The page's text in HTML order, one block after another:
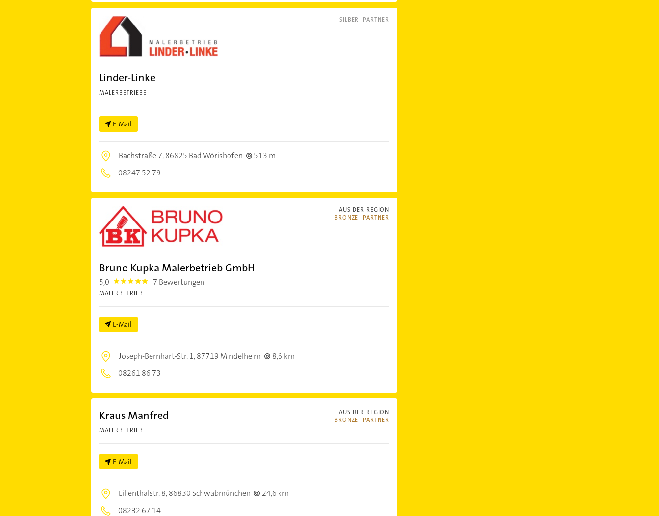
SILBER- PARTNER
Linder-Linke
MALERBETRIEBE
E-Mail
Bachstraße 7,86825 Bad Wörishofen
513 m
08247 52 79
AUS DER REGION
BRONZE- PARTNER
Bruno Kupka Malerbetrieb GmbH
5,0 5.0 7 Bewertungen
MALERBETRIEBE
E-Mail
Joseph-Bernhart-Str. 1,87719 Mindelheim
8,6 km
08261 86 73
AUS DER REGION
BRONZE- PARTNER
Kraus Manfred
MALERBETRIEBE
E-Mail
Lilienthalstr. 8,86830 Schwabmünchen
24,6 km
08232 67 14